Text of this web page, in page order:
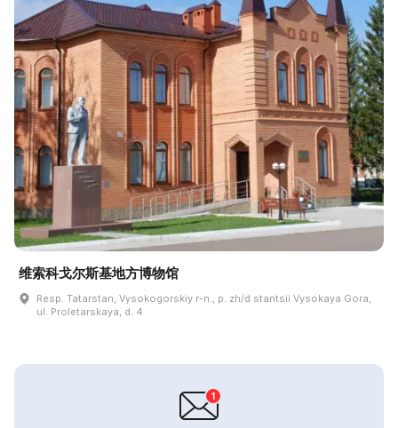
维索科戈尔斯基地方博物馆
Resp. Tatarstan, Vysokogorskiy r-n., p. zh/d stantsii Vysokaya Gora,
ul. Proletarskaya, d. 4